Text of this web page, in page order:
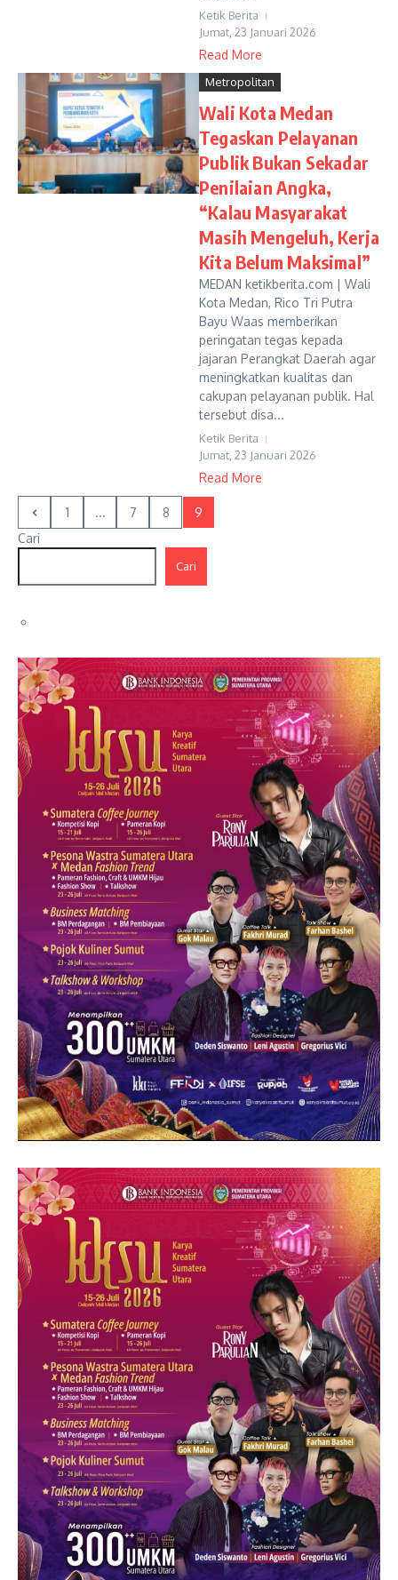
Ketik Berita
Jumat, 23 Januari 2026
Read More
Metropolitan
Wali Kota Medan
Tegaskan Pelayanan
Publik Bukan Sekadar
Penilaian Angka,
“Kalau Masyarakat
Masih Mengeluh, Kerja
Kita Belum Maksimal”
MEDAN ketikberita.com | Wali
Kota Medan, Rico Tri Putra
Bayu Waas memberikan
peringatan tegas kepada
jajaran Perangkat Daerah agar
meningkatkan kualitas dan
cakupan pelayanan publik. Hal
tersebut disa...
Ketik Berita
Jumat, 23 Januari 2026
Read More
1 ... 7 8
9
Cari
Cari